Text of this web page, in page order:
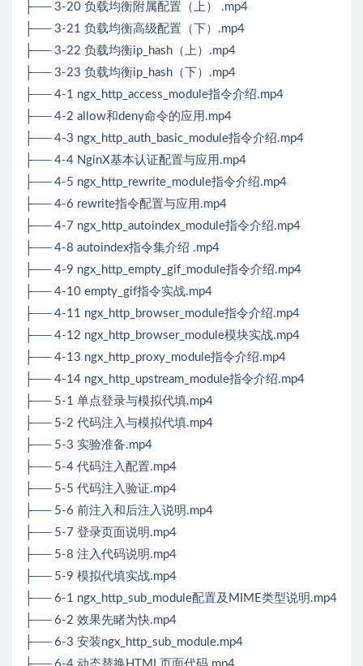
├── 3-20 负载均衡附属配置（上） .mp4
├── 3-21 负载均衡高级配置（下）.mp4
├── 3-22 负载均衡ip_hash（上）.mp4
├── 3-23 负载均衡ip_hash（下）.mp4
├── 4-1 ngx_http_access_module指令介绍.mp4
├── 4-2 allow和deny命令的应用.mp4
├── 4-3 ngx_http_auth_basic_module指令介绍.mp4
├── 4-4 NginX基本认证配置与应用.mp4
├── 4-5 ngx_http_rewrite_module指令介绍.mp4
├── 4-6 rewrite指令配置与应用.mp4
├── 4-7 ngx_http_autoindex_module指令介绍.mp4
├── 4-8 autoindex指令集介绍 .mp4
├── 4-9 ngx_http_empty_gif_module指令介绍.mp4
├── 4-10 empty_gif指令实战.mp4
├── 4-11 ngx_http_browser_module指令介绍.mp4
├── 4-12 ngx_http_browser_module模块实战.mp4
├── 4-13 ngx_http_proxy_module指令介绍.mp4
├── 4-14 ngx_http_upstream_module指令介绍.mp4
├── 5-1 单点登录与模拟代填.mp4
├── 5-2 代码注入与模拟代填.mp4
├── 5-3 实验准备.mp4
├── 5-4 代码注入配置.mp4
├── 5-5 代码注入验证.mp4
├── 5-6 前注入和后注入说明.mp4
├── 5-7 登录页面说明.mp4
├── 5-8 注入代码说明.mp4
├── 5-9 模拟代填实战.mp4
├── 6-1 ngx_http_sub_module配置及MIME类型说明.mp4
├── 6-2 效果先睹为快.mp4
├── 6-3 安装ngx_http_sub_module.mp4